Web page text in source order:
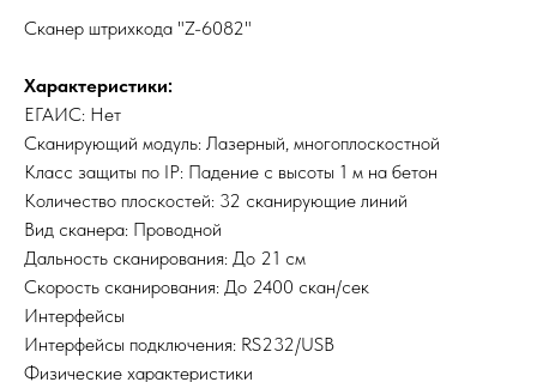
Сканер штрихкода "Z-6082"
Характеристики:
ЕГАИС: Нет
Сканирующий модуль: Лазерный, многоплоскостной
Класс защиты по IP: Падение с высоты 1 м на бетон
Количество плоскостей: 32 сканирующие линий
Вид сканера: Проводной
Дальность сканирования: До 21 см
Скорость сканирования: До 2400 скан/сек
Интерфейсы
Интерфейсы подключения: RS232/USB
Физические характеристики